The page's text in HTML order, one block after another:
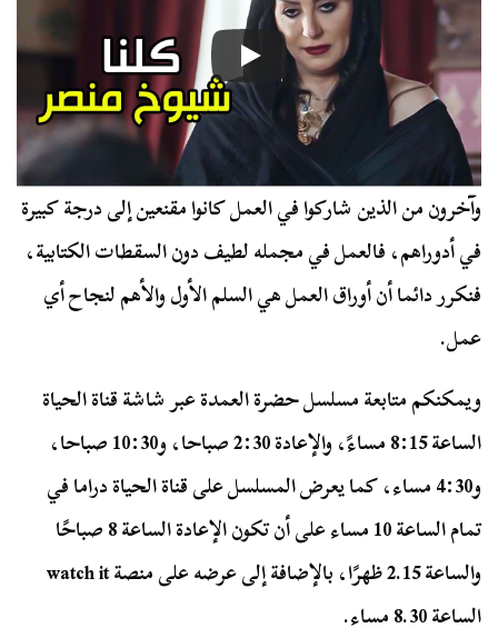
وآخرون من الذين شاركوا في العمل كانوا مقنعين إلى درجة كبيرة
في أدوراهم، فالعمل في مجمله لطيف دون السقطات الكتابية،
فنكرر دائما أن أوراق العمل هي السلم الأول والأهم لنجاح أي
عمل.
ويمكنكم متابعة مسلسل حضرة العمدة عبر شاشة قناة الحياة
الساعة 8:15 مساءً، والإعادة 2:30 صباحا، و10:30 صباحا،
و4:30 مساء، كما يعرض المسلسل على قناة الحياة دراما في
تمام الساعة 10 مساء على أن تكون الإعادة الساعة 8 صباحًا
والساعة 2.15 ظهرًا، بالإضافة إلى عرضه على منصة watch it
الساعة 8.30 مساء.